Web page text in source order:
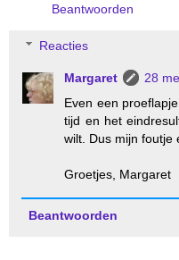
Beantwoorden
Reacties
Margaret
28
Even een
tijd en het
wilt. Dus mijn foutje
Groetjes, Margaret
Beantwoorden